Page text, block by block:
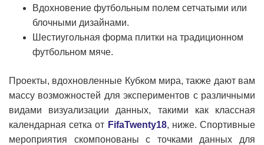
Вдохновение футбольным полем сетчатыми или
блочными дизайнами.
Шестиугольная форма плитки на традиционном
футбольном мяче.
Проекты, вдохновленные Кубком мира, также дают вам
массу возможностей для экспериментов с различными
видами визуализации данных, такими как классная
календарная сетка от FifaTwenty18, ниже. Спортивные
мероприятия скомпонованы с точками данных для